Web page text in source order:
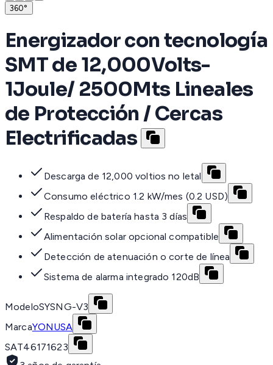
360°
Energizador con tecnología
SMT de 12,000Volts-
1Joule/ 2500Mts Lineales
de Protección / Cercas
Electrificadas
Descarga de 12,000 voltios no letal
Consumo eléctrico 1.2 kW/mes (0.2 USD)
Respaldo de batería hasta 3 días
Alimentación solar opcional compatible
Detección de atenuación o corte de línea
Sistema de alarma integrado 120dB
ModeloSYSNG-V3
MarcaYONUSA
SAT46171623